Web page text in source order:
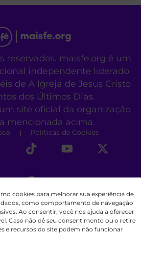
cookies para melhorar sua experiência de
dados, como comportamento de navegação
Ao consentir, você nos ajuda a oferecer
Caso não dê seu consentimento ou o retire
e recursos do site podem não funcionar
reservados. maisfe.org é um
independente liderado
de A Igreja de Jesus Cristo
dos Últimos Dias.
site oficial da organização
mencionada acima.
Políticas de Cookies